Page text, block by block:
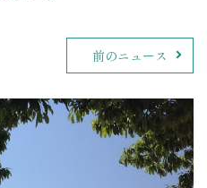
前のニュース